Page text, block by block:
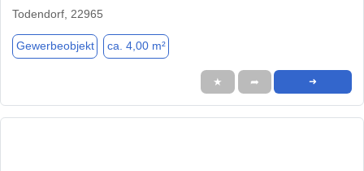
Todendorf, 22965
Gewerbeobjekt ca. 4,00 m²
★ ➦ ➜